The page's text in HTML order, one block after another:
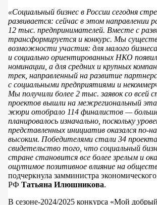
«Социальный бизнес в России сегодня
развивается: сейчас в этом направлении
12 тыс. предпринимателей. Вместе с
трансформируется и конкурс. Мы
возможности участия: для малого
и социально ориентированных НКО
номинации, а для средних и крупных
трек, направленный на развитие
с социальными предприятиями и
Мы получили более 2 тыс. заявок со всей
проектов вышли на межрегиональный
жюри отобрало 114 финалистов —
планировалось изначально, поскольку
представленных инициатив оказался по-
высоким. Победителями стали 34
свидетельство того, что социальный
стране становится все более зрелым и
ощутимое позитивное влияние на
подчеркнула замминистра
РФ Татьяна Илюшникова.
В сезоне-2024/2025 конкурса «Мой